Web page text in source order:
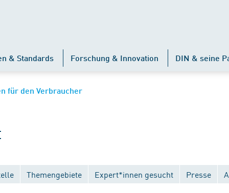
& Standards Forschung & Innovation DIN & seine
für den Verbraucher
Themengebiete Expert*innen gesucht Presse